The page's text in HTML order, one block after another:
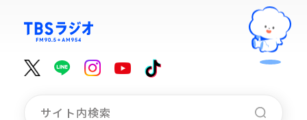
今日の番組表
週間番組表
トピックス
TBS Podcast
イベント・グッズ